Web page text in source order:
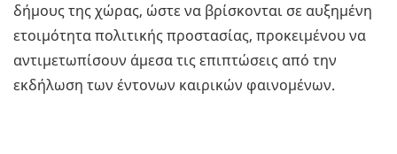
δήμους της χώρας, ώστε να βρίσκονται σε αυξημένη
ετοιμότητα πολιτικής προστασίας, προκειμένου να
αντιμετωπίσουν άμεσα τις επιπτώσεις από την
εκδήλωση των έντονων καιρικών φαινομένων.